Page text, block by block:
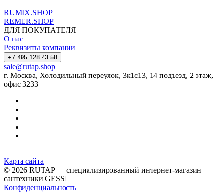
RUMIX.SHOP
REMER.SHOP
ДЛЯ ПОКУПАТЕЛЯ
О нас
Реквизиты компании
+7 495 128 43 58
sale@rutap.shop
г. Москва, Холодильный переулок, 3к1с13, 14 подъезд, 2 этаж,
офис 3233
Карта сайта
© 2026 RUTAP — специализированный интернет-магазин
сантехники GESSI
Конфиденциальность